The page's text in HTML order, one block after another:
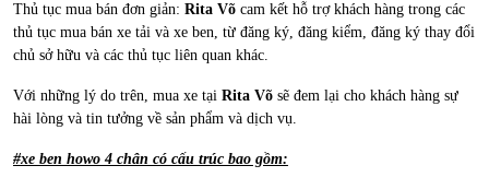
Thủ tục mua bán đơn giản: Rita Võ cam kết hỗ trợ khách hàng trong các
thủ tục mua bán xe tải và xe ben, từ đăng ký, đăng kiểm, đăng ký thay đổi
chủ sở hữu và các thủ tục liên quan khác.
Với những lý do trên, mua xe tại Rita Võ sẽ đem lại cho khách hàng sự
hài lòng và tin tưởng về sản phẩm và dịch vụ.
#xe ben howo 4 chân có cấu trúc bao gồm: